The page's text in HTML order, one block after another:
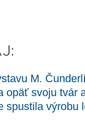
M.
opäť svoju tvár
spustila výrobu